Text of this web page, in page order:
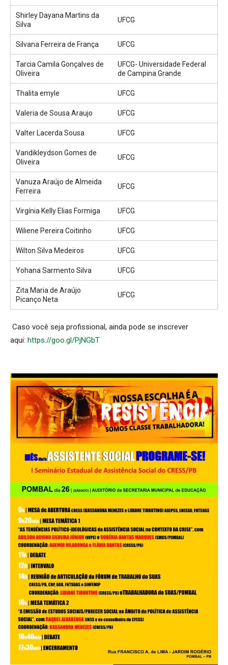
Shirley Dayana Martins da
Silva
UFCG
Silvana Ferreira de França UFCG
Tarcia Camila Gonçalves de
Oliveira
UFCG- Universidade Federal
de Campina Grande
Thalita emyle UFCG
Valeria de Sousa Araujo UFCG
Valter Lacerda Sousa UFCG
Vandikleydson Gomes de
Oliveira
UFCG
Vanuza Araújo de Almeida
Ferreira
UFCG
Virgínia Kelly Elias Formiga UFCG
Wiliene Pereira Coitinho UFCG
Wilton Silva Medeiros UFCG
Yohana Sarmento Silva UFCG
Zita Maria de Araújo
Picanço Neta
UFCG
Caso você seja profissional, ainda pode se inscrever
aqui: https://goo.gl/PjNGbT